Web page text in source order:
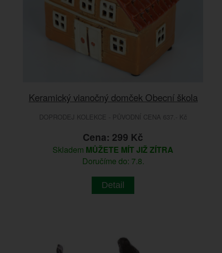
Keramický vianočný domček Obecní škola
DOPRODEJ KOLEKCE - PŮVODNÍ CENA 637.- Kč
Cena: 299 Kč
Skladem MŮŽETE MÍT JIŽ ZÍTRA
Doručíme do: 7.8.
Detail